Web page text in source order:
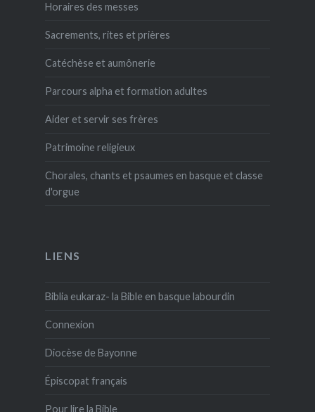
Horaires des messes
Sacrements, rites et prières
Catéchèse et aumônerie
Parcours alpha et formation adultes
Aider et servir ses frères
Patrimoine religieux
Chorales, chants et psaumes en basque et classe
d'orgue
LIENS
Biblia eukaraz- la Bible en basque labourdin
Connexion
Diocèse de Bayonne
Épiscopat français
Pour lire la Bible